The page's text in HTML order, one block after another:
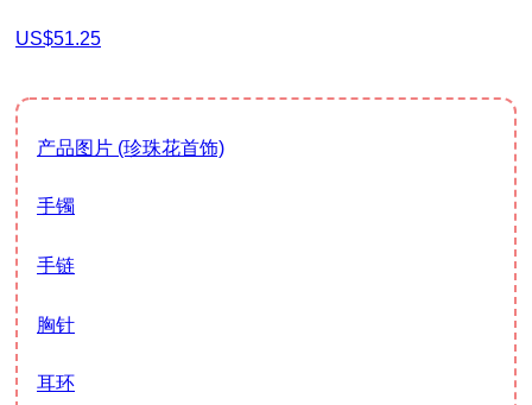
US$51.25
产品图片 (珍珠花首饰)
手镯
手链
胸针
耳环